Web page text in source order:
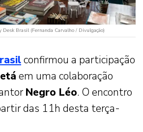
Brasil (Fernanda Carvalho / Divulgação)
confirmou a participação
em uma colaboração
Negro Léo. O encontro
das 11h desta terça-